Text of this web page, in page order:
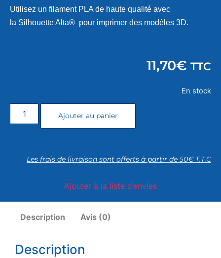
Utilisez un filament PLA de haute qualité avec
la Silhouette Alta® pour imprimer des modèles 3D.
11,70€ TTC
En stock
Ajouter au panier
Les frais de livraison sont offerts à partir de 50€ T.T.C
Ajouter à la liste d’envies
Description Avis (0)
Description